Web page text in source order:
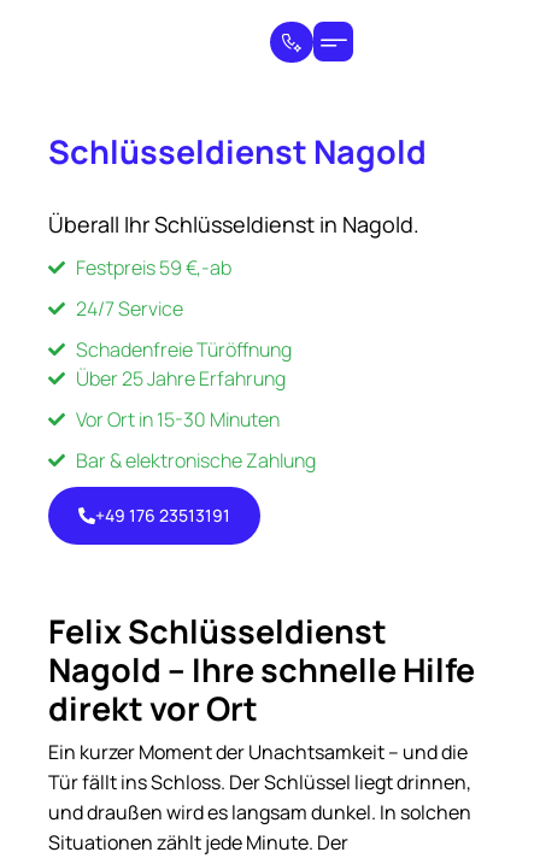
Schlüsseldienst Nagold
Überall Ihr Schlüsseldienst in Nagold.
Festpreis 59 €,-ab
24/7 Service
Schadenfreie Türöffnung
Über 25 Jahre Erfahrung
Vor Ort in 15-30 Minuten
Bar & elektronische Zahlung
+49 176 23513191
Felix Schlüsseldienst
Nagold – Ihre schnelle Hilfe
direkt vor Ort
Ein kurzer Moment der Unachtsamkeit – und die
Tür fällt ins Schloss. Der Schlüssel liegt drinnen,
und draußen wird es langsam dunkel. In solchen
Situationen zählt jede Minute. Der